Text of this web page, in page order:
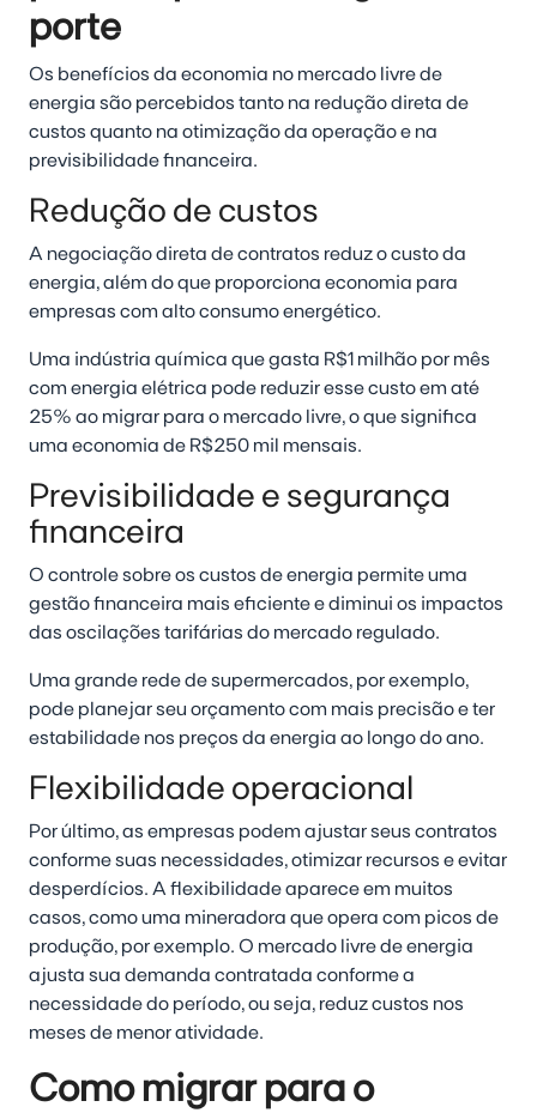
porte
Os benefícios da economia no mercado livre de
energia são percebidos tanto na redução direta de
custos quanto na otimização da operação e na
previsibilidade financeira.
Redução de custos
A negociação direta de contratos reduz o custo da
energia, além do que proporciona economia para
empresas com alto consumo energético.
Uma indústria química que gasta R$1 milhão por mês
com energia elétrica pode reduzir esse custo em até
25% ao migrar para o mercado livre, o que significa
uma economia de R$250 mil mensais.
Previsibilidade e segurança
financeira
O controle sobre os custos de energia permite uma
gestão financeira mais eficiente e diminui os impactos
das oscilações tarifárias do mercado regulado.
Uma grande rede de supermercados, por exemplo,
pode planejar seu orçamento com mais precisão e ter
estabilidade nos preços da energia ao longo do ano.
Flexibilidade operacional
Por último, as empresas podem ajustar seus contratos
conforme suas necessidades, otimizar recursos e evitar
desperdícios. A flexibilidade aparece em muitos
casos, como uma mineradora que opera com picos de
produção, por exemplo. O mercado livre de energia
ajusta sua demanda contratada conforme a
necessidade do período, ou seja, reduz custos nos
meses de menor atividade.
Como migrar para o